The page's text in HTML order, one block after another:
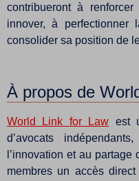
contribueront à
innover, à
consolider sa position de
À propos de
World Link for Law est
d’avocats
l’innovation et au
membres un accès